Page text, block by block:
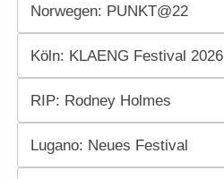
Norwegen: PUNKT@22
Köln: KLAENG Festival 2026
RIP: Rodney Holmes
Lugano: Neues Festival